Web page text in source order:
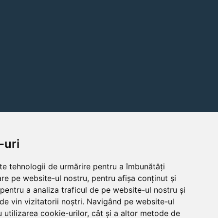
uri
tehnologii de urmărire pentru a îmbunătăți
pe website-ul nostru, pentru afișa conținut și
a analiza traficul de pe website-ul nostru și
vin vizitatorii noștri. Navigând pe website-ul
utilizarea cookie-urilor, cât și a altor metode de